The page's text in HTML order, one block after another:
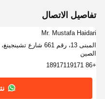
تفاصيل الاتصال
Mr. Mustafa Haidari
المبنى 13، رقم 661
الصين
+86 18917119171